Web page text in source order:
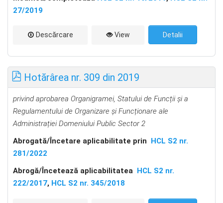
27/2019
Descărcare View Detalii
Hotărârea nr. 309 din 2019
privind aprobarea Organigramei, Statului de Funcții și a
Regulamentului de Organizare și Funcționare ale
Administrației Domeniului Public Sector 2
Abrogată/Încetare aplicabilitate prin HCL S2 nr.
281/2022
Abrogă/Încetează aplicabilitatea HCL S2 nr.
222/2017, HCL S2 nr. 345/2018